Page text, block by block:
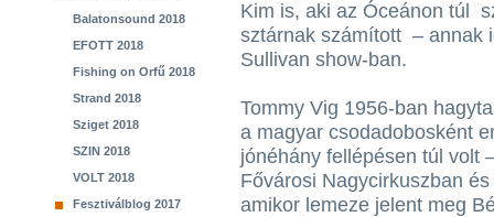
Balatonsound 2018
EFOTT 2018
Fishing on Orfű 2018
Strand 2018
Sziget 2018
SZIN 2018
VOLT 2018
Fesztiválblog 2017
Kim is, aki az Óceánon túl
sztárnak számított – annak
Sullivan show-ban.
Tommy Vig 1956-ban
a magyar csodadobosként
jónéhány fellépésen túl volt
Fővárosi Nagycirkuszban
amikor lemeze jelent meg